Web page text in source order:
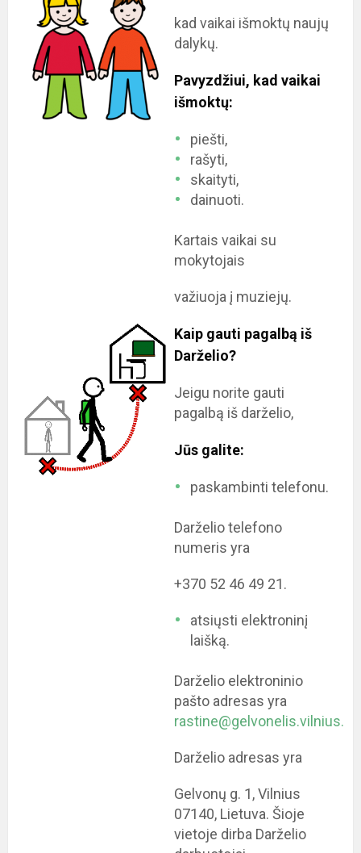
kad vaikai išmoktų naujų
dalykų.
Pavyzdžiui, kad vaikai
išmoktų:
piešti,
rašyti,
skaityti,
dainuoti.
Kartais vaikai su
mokytojais
važiuoja į muziejų.
Kaip gauti pagalbą iš
Darželio?
Jeigu norite gauti
pagalbą iš darželio,
Jūs galite:
paskambinti telefonu.
Darželio telefono
numeris yra
+370 52 46 49 21.
atsiųsti elektroninį
laišką.
Darželio elektroninio
pašto adresas yra
Darželio adresas yra
Gelvonų g. 1, Vilnius
07140, Lietuva. Šioje
vietoje dirba Darželio